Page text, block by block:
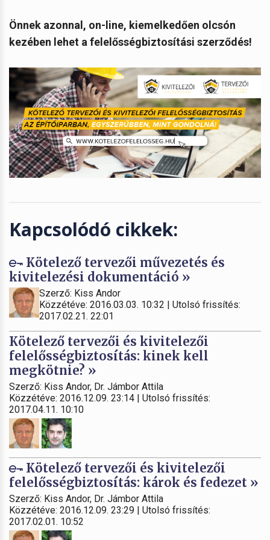
Önnek azonnal, on-line, kiemelkedően olcsón
kezében lehet a felelősségbiztosítási szerződés!
Kapcsolódó cikkek:
Kötelező tervezői művezetés és
kivitelezési dokumentáció »
Szerző: Kiss Andor
Közzétéve: 2016.03.03. 10:32 | Utolsó frissítés:
2017.02.21. 22:01
Kötelező tervezői és kivitelezői
felelősségbiztosítás: kinek kell
megkötnie? »
Szerző: Kiss Andor, Dr. Jámbor Attila
Közzétéve: 2016.12.09. 23:14 | Utolsó frissítés:
2017.04.11. 10:10
Kötelező tervezői és kivitelezői
felelősségbiztosítás: károk és fedezet »
Szerző: Kiss Andor, Dr. Jámbor Attila
Közzétéve: 2016.12.09. 23:29 | Utolsó frissítés:
2017.02.01. 10:52